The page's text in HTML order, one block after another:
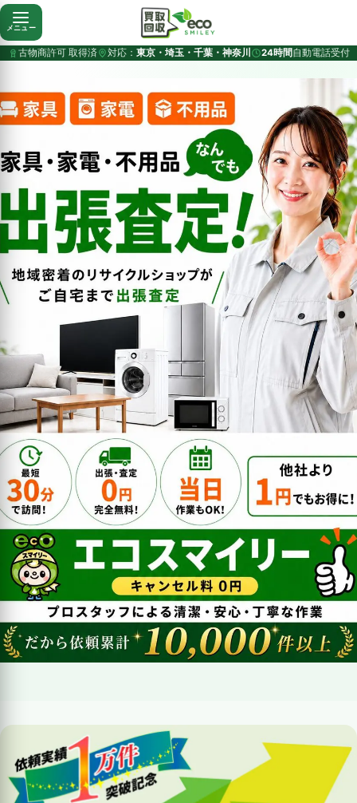
メニュー
古物商許可 取得済 対応： 東京・埼玉・千葉・神奈川 24時間自動電話受付